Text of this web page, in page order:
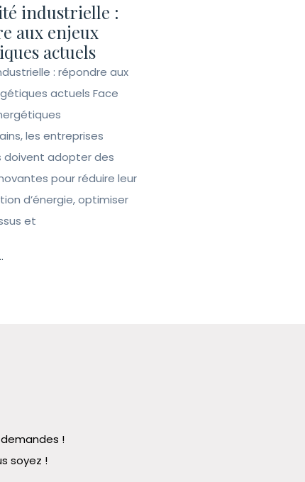
industrielle :
aux enjeux
actuels
: répondre aux
actuels Face
les entreprises
doivent adopter des
pour réduire leur
d’énergie, optimiser
et
!
soyez !